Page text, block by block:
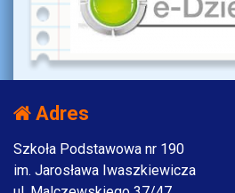
Adres
Szkoła Podstawowa nr 190
im. Jarosława Iwaszkiewicza